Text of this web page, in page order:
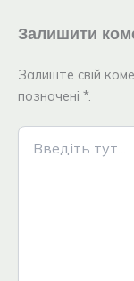
Залишити
Залиште свій
позначені *.
Введіть
тут...